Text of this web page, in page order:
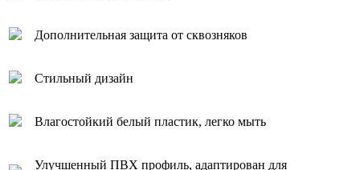
Дополнительная защита от сквозняков
Стильный дизайн
Влагостойкий белый пластик, легко мыть
Улучшенный ПВХ профиль, адаптирован для